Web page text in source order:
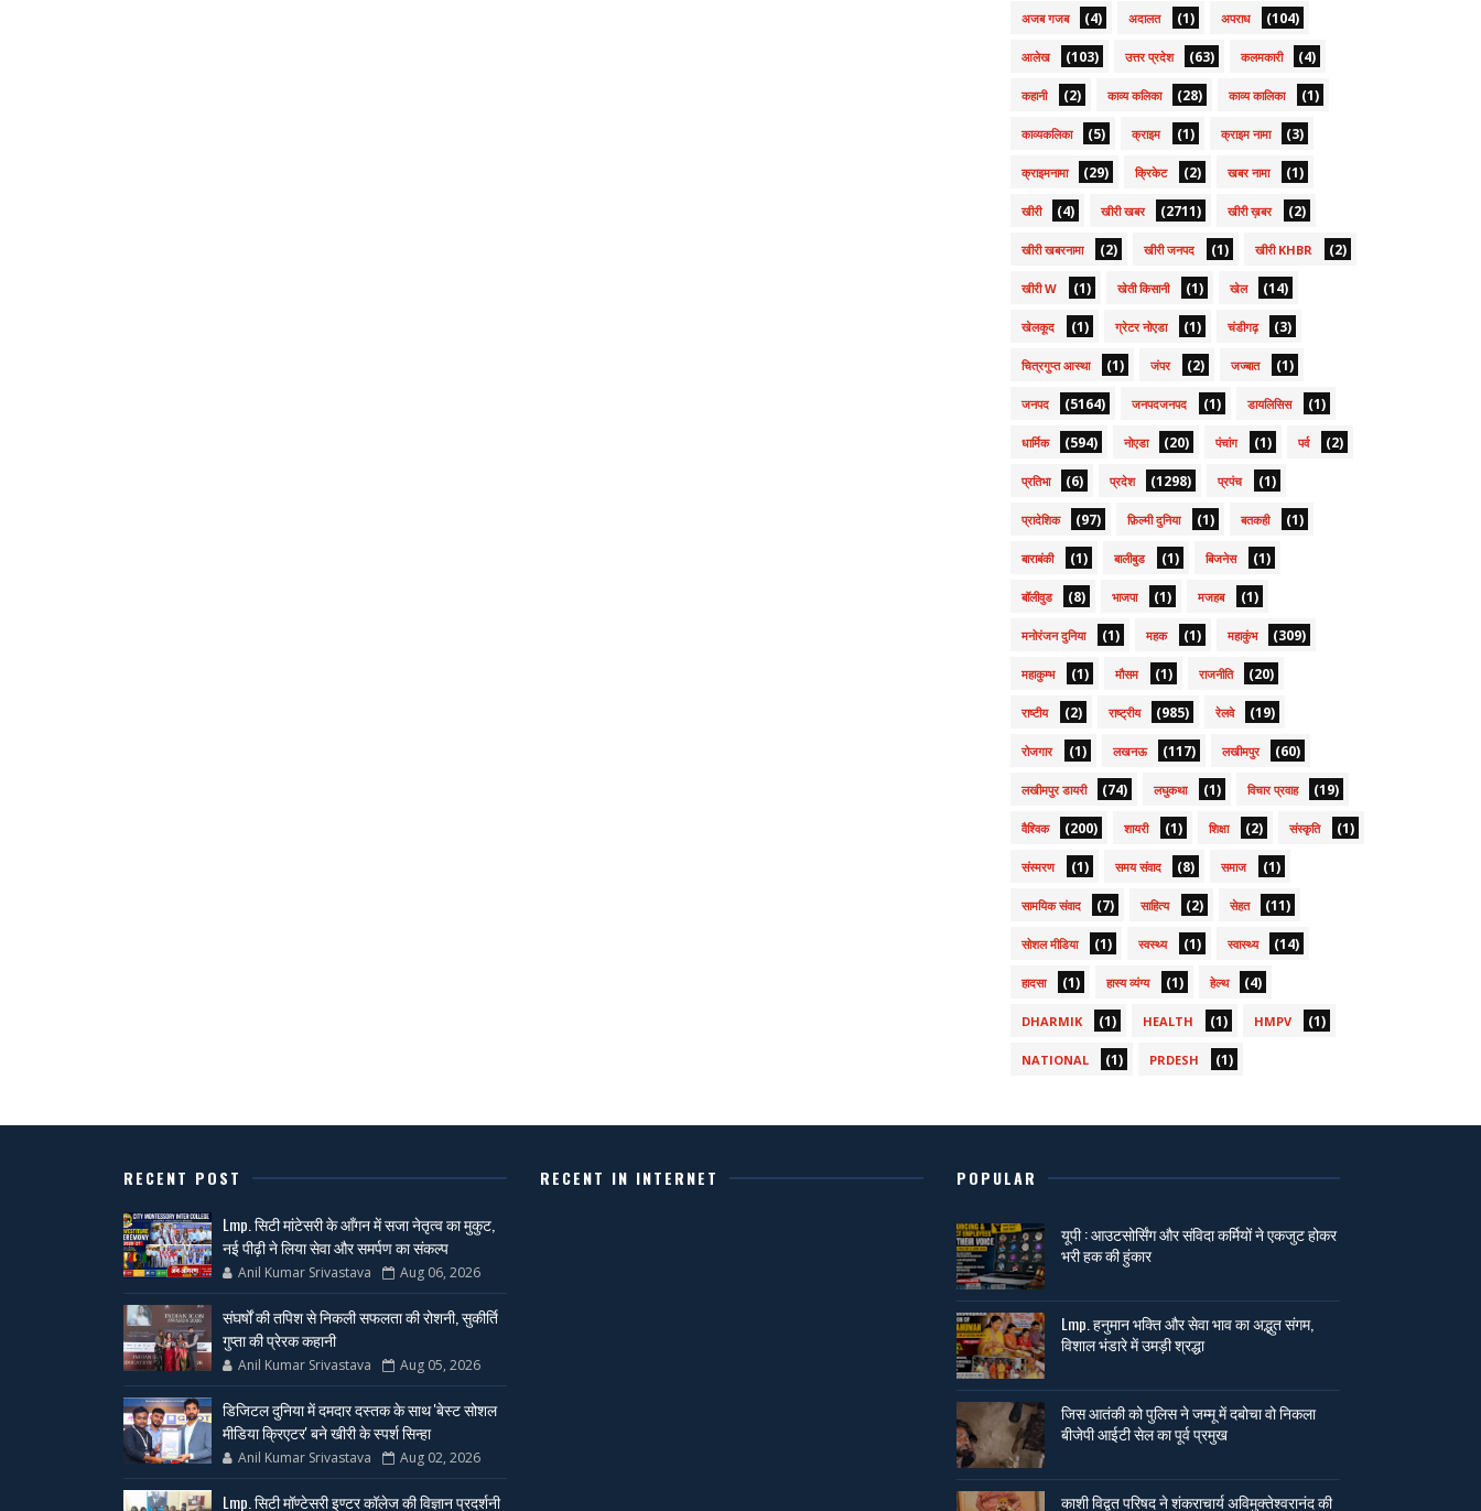
अजब गजब (4) अदालत (1) अपराध (104)
आलेख (103) उत्तर प्रदेश (63) कलमकारी (4)
कहानी (2) काव्य कलिका (28) काव्य कालिका (1)
काव्यकलिका (5) क्राइम (1) क्राइम नामा (3)
क्राइमनामा (29) क्रिकेट (2) खबर नामा (1)
खीरी (4) खीरी खबर (2711) खीरी ख़बर (2)
खीरी खबरनामा (2) खीरी जनपद (1) खीरी KHBR (2)
खीरी W (1) खेती किसानी (1) खेल (14)
खेलकूद (1) ग्रेटर नोएडा (1) चंडीगढ़ (3)
चित्रगुप्त आस्था (1) जंपर (2) जज्बात (1)
जनपद (5164) जनपदजनपद (1) डायलिसिस (1)
धार्मिक (594) नोएडा (20) पंचांग (1) पर्व (2)
प्रतिभा (6) प्रदेश (1298) प्रपंच (1)
प्रादेशिक (97) फ़िल्मी दुनिया (1) बतकही (1)
बाराबंकी (1) बालीबुड (1) बिजनेस (1)
बॉलीवुड (8) भाजपा (1) मजहब (1)
मनोरंजन दुनिया (1) महक (1) महाकुंभ (309)
महाकुम्भ (1) मौसम (1) राजनीति (20)
राष्टीय (2) राष्ट्रीय (985) रेलवे (19)
रोजगार (1) लखनऊ (117) लखीमपुर (60)
लखीमपुर डायरी (74) लघुकथा (1) विचार प्रवाह (19)
वैश्विक (200) शायरी (1) शिक्षा (2) संस्कृति (1)
संस्मरण (1) समय संवाद (8) समाज (1)
सामयिक संवाद (7) साहित्य (2) सेहत (11)
सोशल मीडिया (1) स्वस्थ्य (1) स्वास्थ्य (14)
हादसा (1) हास्य व्यंग्य (1) हेल्थ (4)
DHARMIK (1) HEALTH (1) HMPV (1)
NATIONAL (1) PRDESH (1)
RECENT POST
Lmp. सिटी मांटेसरी के आँगन में सजा नेतृत्व का मुकुट,
नई पीढ़ी ने लिया सेवा और समर्पण का संकल्प
Anil Kumar Srivastava Aug 06, 2026
संघर्षों की तपिश से निकली सफलता की रोशनी, सुकीर्ति
गुप्ता की प्रेरक कहानी
Anil Kumar Srivastava Aug 05, 2026
डिजिटल दुनिया में दमदार दस्तक के साथ 'बेस्ट सोशल
मीडिया क्रिएटर' बने खीरी के स्पर्श सिन्हा
Anil Kumar Srivastava Aug 02, 2026
Lmp. सिटी मॉण्टेसरी इण्टर कॉलेज की विज्ञान प्रदर्शनी
RECENT IN INTERNET POPULAR
यूपी : आउटसोर्सिंग और संविदा कर्मियों ने एकजुट होकर
भरी हक की हुंकार
Lmp. हनुमान भक्ति और सेवा भाव का अद्भुत संगम,
विशाल भंडारे में उमड़ी श्रद्धा
जिस आतंकी को पुलिस ने जम्मू में दबोचा वो निकला
बीजेपी आईटी सेल का पूर्व प्रमुख
काशी विद्वत परिषद ने शंकराचार्य अविमुक्तेश्वरानंद की